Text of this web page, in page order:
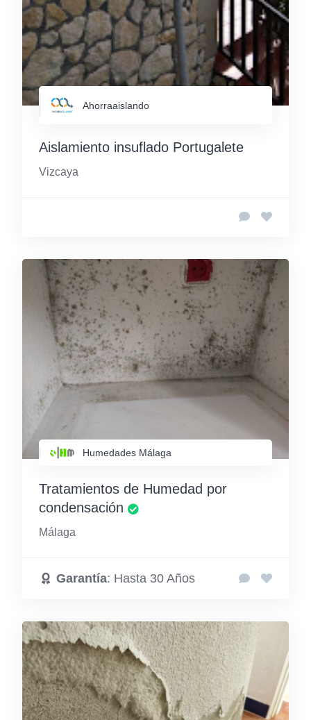
Ahorraaislando
Aislamiento insuflado Portugalete
Vizcaya
Humedades Málaga
Tratamientos de Humedad por
condensación
Málaga
Garantía: Hasta 30 Años